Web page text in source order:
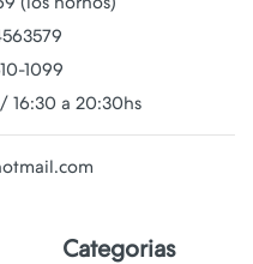
1099
16:30 a 20:30hs
Categorias